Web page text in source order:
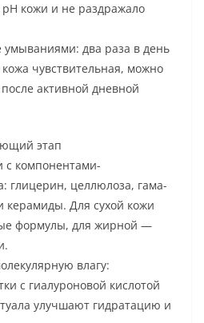
кожи и не раздражало
два раза в день
чувствительная, можно
активной дневной
этап
компонентами-
глицерин, целлюлоза, гама-
керамиды. Для сухой кожи
формулы, для жирной —
влагу:
с гиалуроновой кислотой
улучшают гидратацию и